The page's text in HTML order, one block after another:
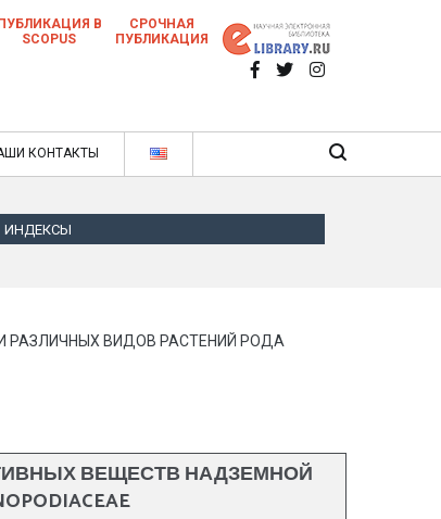
статей в ежемесячном научном
журнале
ПУБЛИКАЦИЯ В
SCOPUS
СРОЧНАЯ
ПУБЛИКАЦИЯ
КОНТАКТЫ
ИНДЕКСЫ
РАЗЛИЧНЫХ ВИДОВ РАСТЕНИЙ РОДА
ВЕЩЕСТВ НАДЗЕМНОЙ